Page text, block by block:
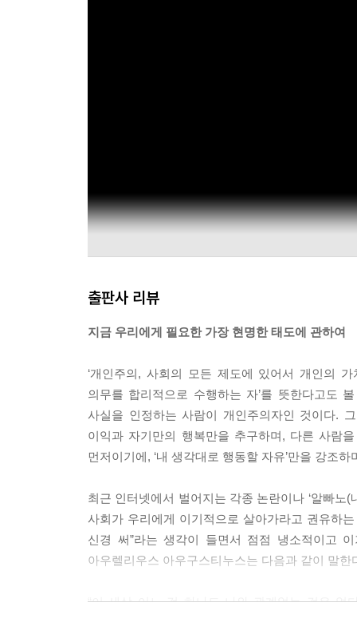
하지만 재반론도 가능합니다. 이 학생의 경우는
을 것입니다. 그런데 제대로 준비하지 않은 다른
DxE나 PETA 회원들은 자신들의 행동이야말로
지향하는 행동이니까요. 그럴 수도 있습니다. 하
ntience, 쾌락과 고통을 느낄 수 있는 능력)의 유
히 그렇다고 동의하는 사람도 있지만 납득할 수
이 똑같은 사람으로서 동등하다는 데 의심하지 않
되는지는 아직 합의되지 않았습니다.
출판사 리뷰
지금 우리에게 필요한 가장 현명한 태도에 관하여
‘개인주의, 사회의 모든 제도에 있어서 개인의
의무를 합리적으로 수행하는 자’를 뜻한다고도
사실을 인정하는 사람이 개인주의자인 것이다.
이익과 자기만의 행복만을 추구하며, 다른 사람
먼저이기에, ‘내 생각대로 행동할 자유’만을 강조
최근 인터넷에서 벌어지는 각종 논란이나 ‘알빠노
사회가 우리에게 이기적으로 살아가라고 권유하
신경 써”라는 생각이 들면서 점점 냉소적이고
아우렐리우스 아우구스티누스는 다음과 같이 말한
“이 세상 어느 것 하나도 나와 관계없는 것은 없